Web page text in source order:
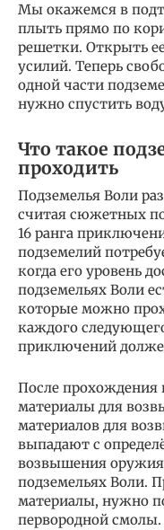
Мы окажемся в
плыть прямо по
решетки. Открыть
усилий. Теперь
одной части
нужно спустить
Что такое
проходить
Подземелья Воли
считая сюжетных
16 ранга
подземелий
когда его уровень
подземельях Воли
которые можно
каждого
приключений
После прохождения
материалы для
материалов для
выпадают с
возвышения
подземельях Воли.
материалы, нужно
первородной смолы.